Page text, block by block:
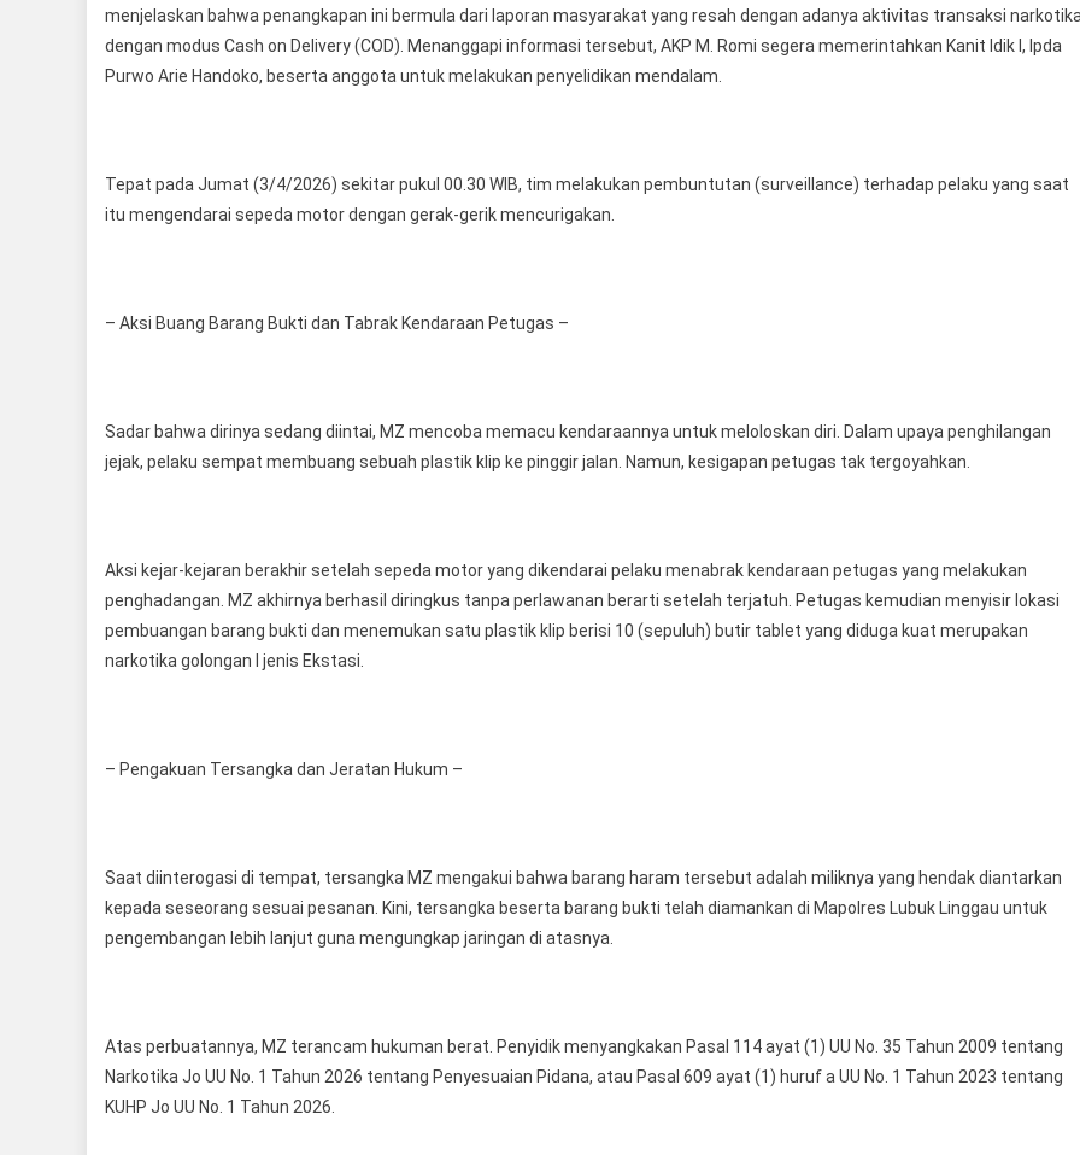
Jaringan
AntarProvinsi
menjelaskan bahwa penangkapan ini bermula dari laporan masyarakat yang resah dengan adanya aktivitas transaksi
dengan modus Cash on Delivery (COD). Menanggapi informasi tersebut, AKP M. Romi segera memerintahkan Kanit Idik I, Ipda
Purwo Arie Handoko, beserta anggota untuk melakukan penyelidikan mendalam.
Tepat pada Jumat (3/4/2026) sekitar pukul 00.30 WIB, tim melakukan pembuntutan (surveillance) terhadap pelaku yang saat
itu mengendarai sepeda motor dengan gerak-gerik mencurigakan.
– Aksi Buang Barang Bukti dan Tabrak Kendaraan Petugas –
Sadar bahwa dirinya sedang diintai, MZ mencoba memacu kendaraannya untuk meloloskan diri. Dalam upaya penghilangan
jejak, pelaku sempat membuang sebuah plastik klip ke pinggir jalan. Namun, kesigapan petugas tak tergoyahkan.
Aksi kejar-kejaran berakhir setelah sepeda motor yang dikendarai pelaku menabrak kendaraan petugas yang melakukan
penghadangan. MZ akhirnya berhasil diringkus tanpa perlawanan berarti setelah terjatuh. Petugas kemudian menyisir lokasi
pembuangan barang bukti dan menemukan satu plastik klip berisi 10 (sepuluh) butir tablet yang diduga kuat merupakan
narkotika golongan I jenis Ekstasi.
– Pengakuan Tersangka dan Jeratan Hukum –
Saat diinterogasi di tempat, tersangka MZ mengakui bahwa barang haram tersebut adalah miliknya yang hendak diantarkan
kepada seseorang sesuai pesanan. Kini, tersangka beserta barang bukti telah diamankan di Mapolres Lubuk Linggau untuk
pengembangan lebih lanjut guna mengungkap jaringan di atasnya.
Atas perbuatannya, MZ terancam hukuman berat. Penyidik menyangkakan Pasal 114 ayat (1) UU No. 35 Tahun 2009 tentang
Narkotika Jo UU No. 1 Tahun 2026 tentang Penyesuaian Pidana, atau Pasal 609 ayat (1) huruf a UU No. 1 Tahun 2023 tentang
KUHP Jo UU No. 1 Tahun 2026.